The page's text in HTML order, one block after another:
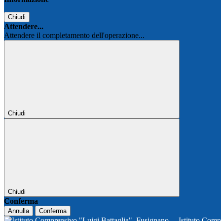
Chiudi
Attendere...
Attendere il completamento dell'operazione...
Chiudi
Chiudi
Conferma
Annulla Conferma